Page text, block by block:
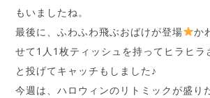
もいましたね。
最後に、ふわふわ飛ぶおばけが登場
か
せて1人1枚ティッシュを持ってヒラヒラ
と投げてキャッチもしました♪
今週は、ハロウィンのリトミックが盛り